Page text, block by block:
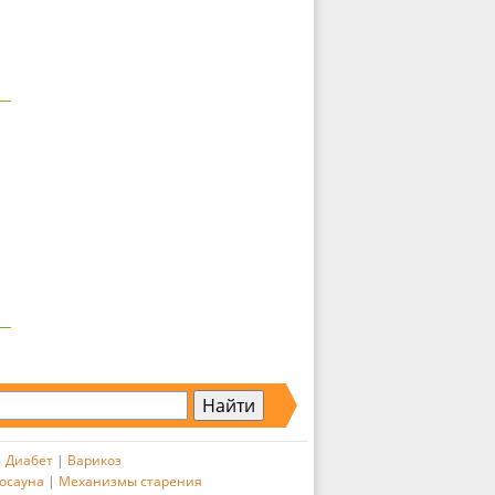
Диабет| Варикоз
| Механизмы старения